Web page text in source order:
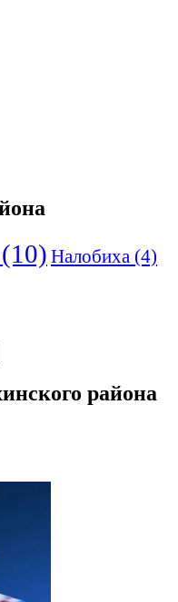
(10) Налобиха (4)
района